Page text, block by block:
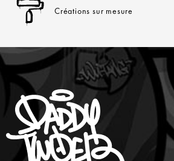
Créations sur mesure